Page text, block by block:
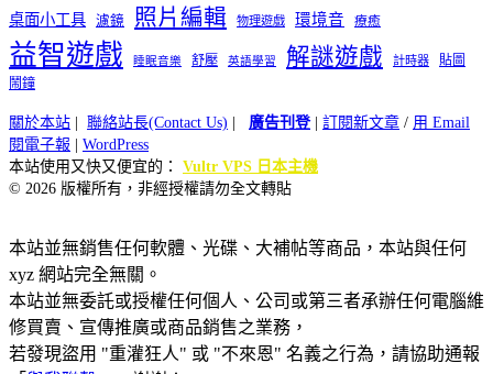
桌面小工具 濾鏡 照片編輯 物理遊戲 環境音 療癒
益智遊戲 睡眠音樂 舒壓 英語學習 解謎遊戲 計時器
貼圖
鬧鐘
關於本站 聯絡站長(Contact Us) 廣告刊登| 訂閱新文章 / 用 Email
閱電子報
WordPress
本站使用又快又便宜的： Vultr VPS 日本主機
© 2026 版權所有，非經授權請勿全文轉貼
本站並無銷售任何軟體、光碟、大補帖等商品，本站與任何
xyz 網站完全無關。
本站並無委託或授權任何個人、公司或第三者承辦任何電腦維
修買賣、宣傳推廣或商品銷售之業務，
若發現盜用 "重灌狂人" 或 "不來恩" 名義之行為，請協助通報